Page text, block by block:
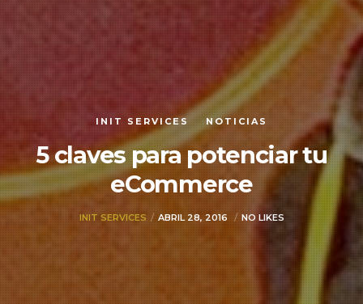
INIT SERVICES NOTICIAS
5 claves para potenciar tu
eCommerce
INIT SERVICES ABRIL 28, 2016 NO LIKES